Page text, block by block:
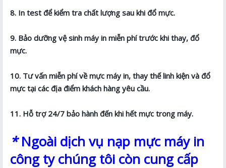
8. In test để kiểm tra chất lượng sau khi đổ mực.
9. Bảo dưỡng vệ sinh máy in miễn phí trước khi thay, đổ
mực.
10. Tư vấn miễn phí về mực máy in, thay thế linh kiện và đổ
mực tại các địa điểm khách hàng yêu cầu.
11. Hỗ trợ 24/7 bảo hành đến khi hết mực trong máy.
*Ngoài dịch vụ nạp mực máy in
công ty chúng tôi còn cung cấp